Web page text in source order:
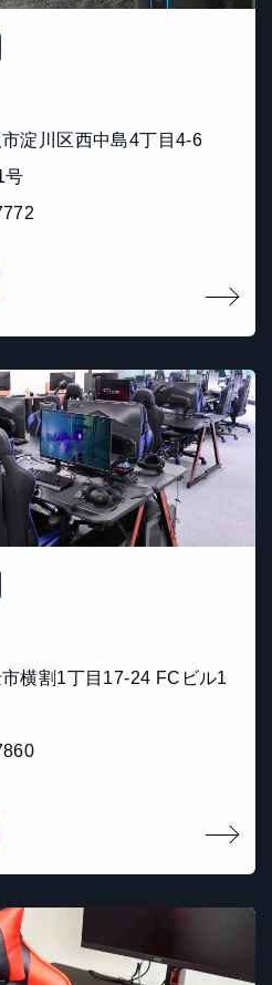
淀川区西中島4丁目4-6
号
横割1丁目17-24 FCビル1